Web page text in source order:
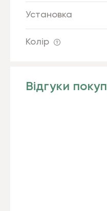
Установка
Колір
Відгуки